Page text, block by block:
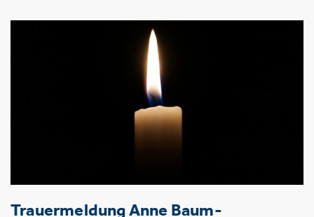
Trauermeldung Anne Baum-